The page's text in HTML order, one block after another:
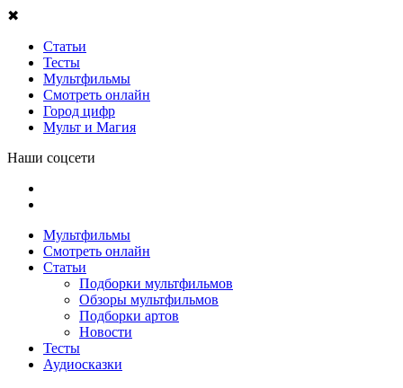
✖
Статьи
Тесты
Мультфильмы
Смотреть онлайн
Город цифр
Мульт и Магия
Наши соцсети
Мультфильмы
Смотреть онлайн
Статьи
Подборки мультфильмов
Обзоры мультфильмов
Подборки артов
Новости
Тесты
Аудиосказки